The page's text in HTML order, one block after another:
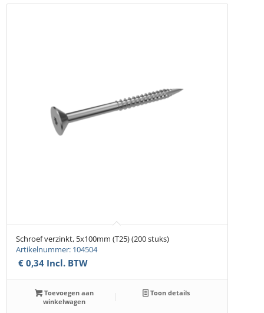
Schroef verzinkt, 5x100mm (T25) (200 stuks)
Artikelnummer: 104504
€ 0,34 Incl. BTW
Toevoegen aan
winkelwagen
Toon details